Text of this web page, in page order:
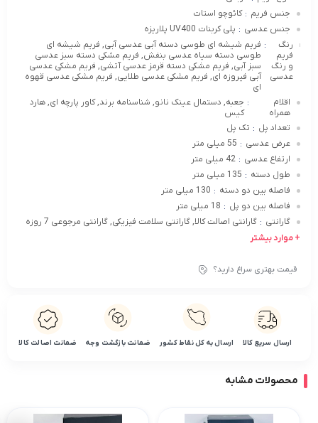
جنس فریم : کائوچو استات
جنس عدسی : پلی کربنات UV400 پلاریزه
رنگ
فریم
و رنگ
عدسی
: فریم شیشه ای طوسی دسته آبی عدسی آبی, فریم شیشه ای
طوسی دسته سیاه عدسی بنفش, فریم مشکی دسته سبز عدسی
سبز آبی, فریم مشکی دسته قرمز عدسی آتشی, فریم مشکی عدسی
آبی فیروزه ای, فریم مشکی عدسی طلایی, فریم مشکی عدسی قهوه
ای
اقلام
همراه
: جعبه, دستمال عینک نانو, شناسنامه برند, کاور پارچه ای, هارد
کیس
تعداد پل : تک پل
عرض عدسی : 55 میلی متر
ارتفاع عدسی : 42 میلی متر
طول دسته : 135 میلی متر
فاصله بین دو دسته : 130 میلی متر
فاصله بین دو پل : 18 میلی متر
گارانتی : گارانتی اصالت کالا, گارانتی سلامت فیزیکی, گارانتی مرجوعی 7 روزه
+ موارد بیشتر
قیمت بهتری سراغ دارید؟
ارسال سریع کالا ارسال به کل نقاط کشور ضمانت بازگشت وجه ضمانت اصالت کالا
محصولات مشابه